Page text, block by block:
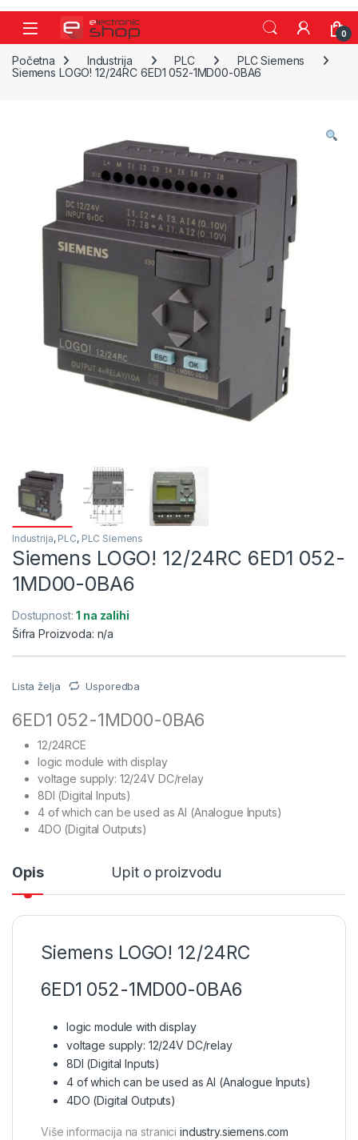
Skip to navigation
Skip to content
0
Početna Industrija PLC
PLC Siemens
Siemens LOGO! 12/24RC 6ED1 052-1MD00-0BA6
Industrija, PLC, PLC Siemens
Siemens LOGO! 12/24RC 6ED1 052-
1MD00-0BA6
Dostupnost:1 na zalihi
Šifra Proizvoda: n/a
Lista želja Usporedba
6ED1 052-1MD00-0BA6
12/24RCE
logic module with display
voltage supply: 12/24V DC/relay
8DI (Digital Inputs)
4 of which can be used as AI (Analogue Inputs)
4DO (Digital Outputs)
Opis Upit o proizvodu
Siemens LOGO! 12/24RC
6ED1 052-1MD00-0BA6
logic module with display
voltage supply: 12/24V DC/relay
8DI (Digital Inputs)
4 of which can be used as AI (Analogue Inputs)
4DO (Digital Outputs)
Više informacija na stranici industry.siemens.com